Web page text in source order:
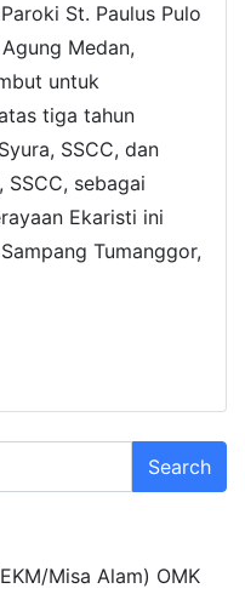
St. Paulus Pulo
Medan,
untuk
tiga tahun
SSCC, dan
SSCC, sebagai
Ekaristi ini
Tumanggor,
Misa Alam) OMK